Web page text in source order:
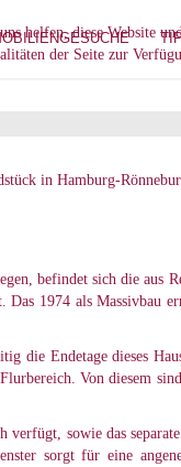
in Hamburg-
befindet sich die aus
1974 als Massivbau
die Endetage dieses
Von diesem
sowie das
sorgt für eine
helfen, diese Website
der Seite zur